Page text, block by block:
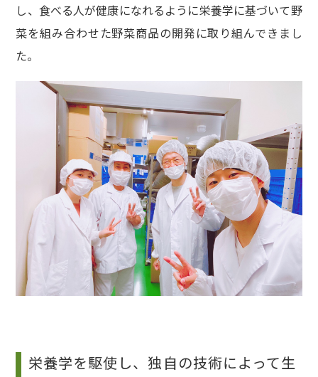
し、食べる人が健康になれるように栄養学に基づいて野
菜を組み合わせた野菜商品の開発に取り組んできまし
た。
栄養学を駆使し、独自の技術によって生